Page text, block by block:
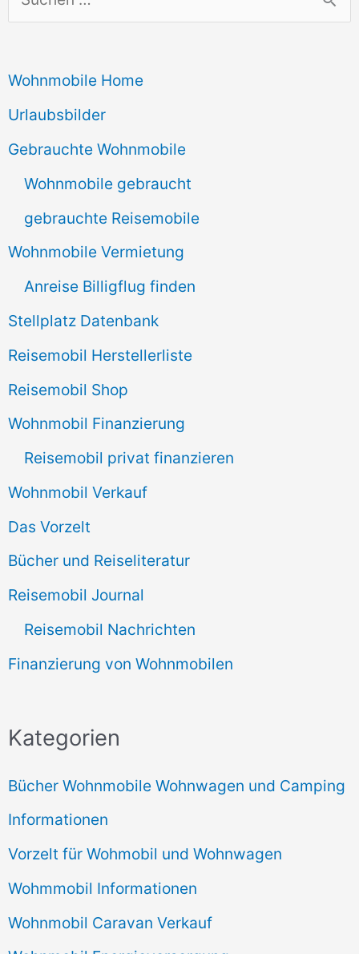
u
h
e
n
Wohnmobile Home
Urlaubsbilder
Gebrauchte Wohnmobile
Wohnmobile gebraucht
gebrauchte Reisemobile
Wohnmobile Vermietung
Anreise Billigflug finden
Stellplatz Datenbank
Reisemobil Herstellerliste
Reisemobil Shop
Wohnmobil Finanzierung
Reisemobil privat finanzieren
Wohnmobil Verkauf
Das Vorzelt
Bücher und Reiseliteratur
Reisemobil Journal
Reisemobil Nachrichten
Finanzierung von Wohnmobilen
Kategorien
Bücher Wohnmobile Wohnwagen und Camping
Informationen
Vorzelt für Wohmobil und Wohnwagen
Wohmmobil Informationen
Wohnmobil Caravan Verkauf